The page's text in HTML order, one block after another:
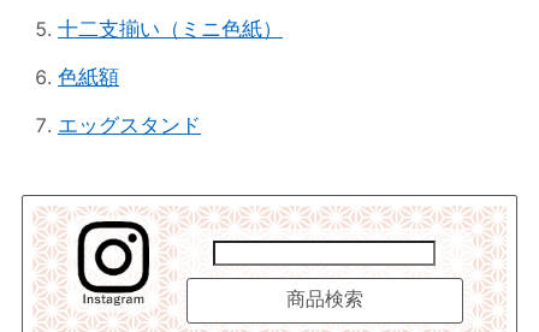
十二支揃い（ミニ色紙）
色紙額
エッグスタンド